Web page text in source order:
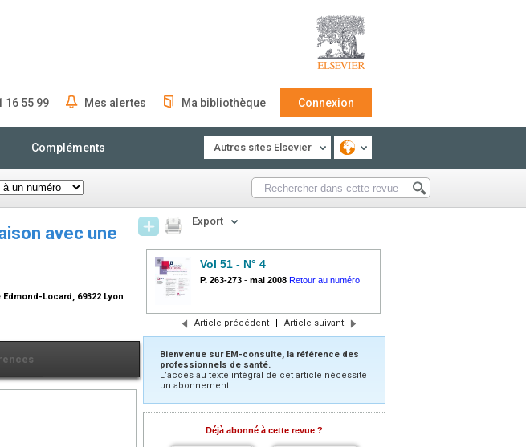
16 55 99 Mes alertes Ma bibliothèque Connexion
Compléments Autres sites Elsevier
avec une
Locard, 69322 Lyon
Export
Vol 51 - N° 4
P. 263-273 - mai 2008 Retour au numéro
Article précédent | Article suivant
Bienvenue sur EM-consulte, la référence des
professionnels de santé.
L’accès au texte intégral de cet article nécessite
un abonnement.
Déjà abonné à cette revue ?